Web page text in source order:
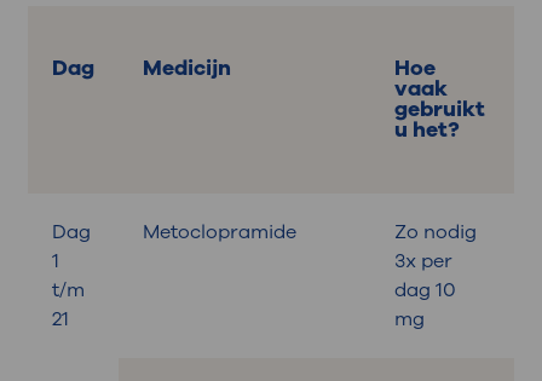
Dag Medicijn Hoe
vaak
gebruikt
u het?
Dag
1
t/m
21
Metoclopramide
Zo nodig
3x per
dag 10
mg